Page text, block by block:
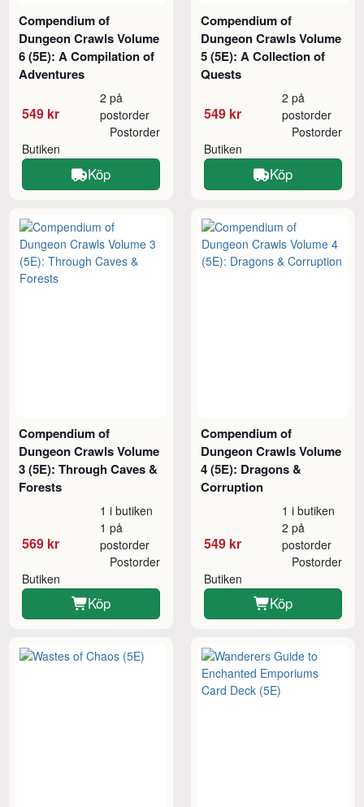
Compendium of
Dungeon Crawls Volume
6 (5E): A Compilation of
Adventures
549 kr
2 på
postorder
Butiken
Postorder
Köp
Compendium of
Dungeon Crawls Volume
5 (5E): A Collection of
Quests
549 kr
2 på
postorder
Butiken
Postorder
Köp
Compendium of
Dungeon Crawls Volume
3 (5E): Through Caves &
Forests
569 kr
1 i butiken
1 på
postorder
Butiken
Postorder
Köp
Compendium of
Dungeon Crawls Volume
4 (5E): Dragons &
Corruption
549 kr
1 i butiken
2 på
postorder
Butiken
Postorder
Köp